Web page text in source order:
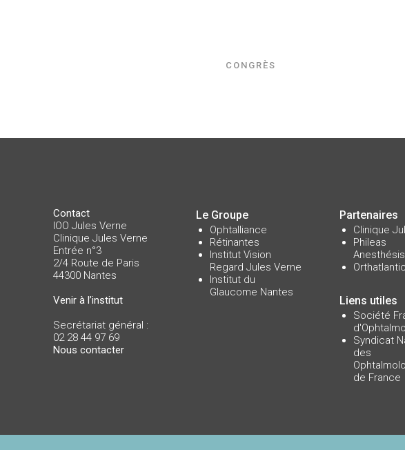
CONGRÈS
Contact
IOO Jules Verne
Clinique Jules Verne
Entrée n°3
2/4 Route de Paris
44300 Nantes
Venir à l’institut
Secrétariat général :
02 28 44 97 69
Nous contacter
Le Groupe
Ophtalliance
Rétinantes
Institut Vision
Regard Jules Verne
Institut du
Glaucome Nantes
Partenaires
Clinique
Phileas
Liens utiles
Société
Syndicat
des
de France